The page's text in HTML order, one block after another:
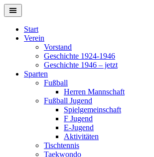
Springe
zum
Start
Verein
Vorstand
Geschichte 1924-1946
Geschichte 1946 – jetzt
Sparten
Fußball
Herren Mannschaft
Fußball Jugend
Spielgemeinschaft
F Jugend
E-Jugend
Aktivitäten
Tischtennis
Taekwondo